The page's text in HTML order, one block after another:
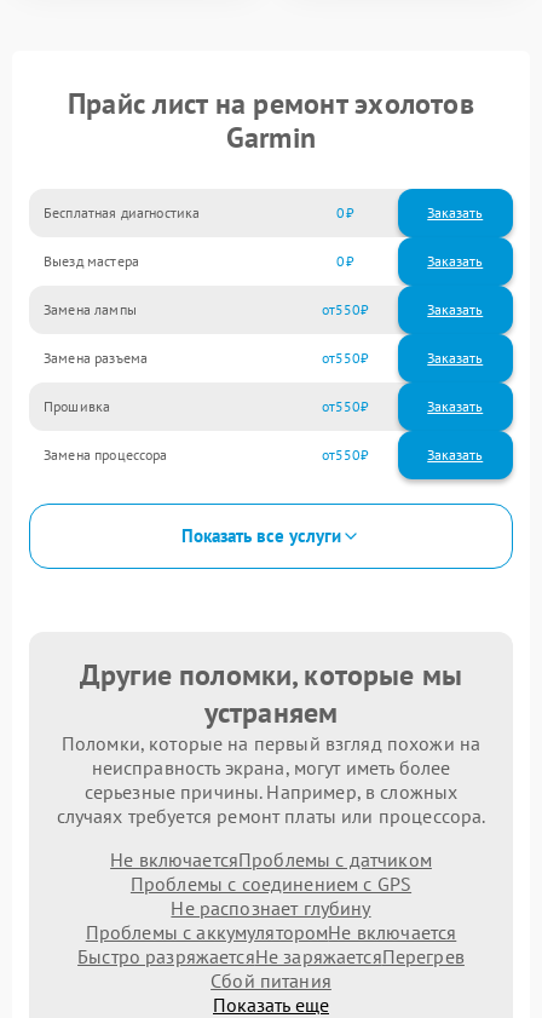
Прайс лист на ремонт эхолотов
Garmin
Бесплатная диагностика 0 Заказать
Выезд мастера 0 Заказать
Замена лампы 550
Замена разъема 550
Прошивка 550
Замена процессора 550
Показать все услуги
Другие поломки, которые мы
устраняем
Поломки, которые на первый взгляд похожи на
неисправность экрана, могут иметь более
серьезные причины. Например, в сложных
случаях требуется ремонт платы или процессора.
Не включаетсяПроблемы с датчиком
Проблемы с соединением с GPS
Не распознает глубину
Проблемы с аккумуляторомНе включается
Быстро разряжаетсяНе заряжаетсяПерегрев
Сбой питания
Показать еще